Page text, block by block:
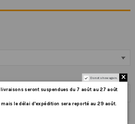
Do not show again.
livraisons seront suspendues du 7 août au 27 août
mais le délai d’expédition sera reporté au 29 août.